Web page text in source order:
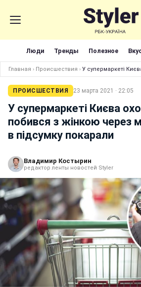
Люди Тренды Полезное
Главная › Происшествия › У супермаркеті
ПРОИСШЕСТВИЯ 23 марта 2021 · 22:05
У супермаркеті Києва
побився з жінкою через
в підсумку покарали
Владимир Костырин
редактор ленты новостей Styler